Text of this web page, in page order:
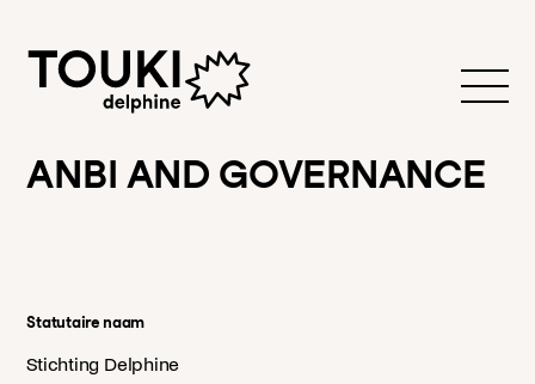
ANBI AND GOVERNANCE
Statutaire naam
Stichting Delphine